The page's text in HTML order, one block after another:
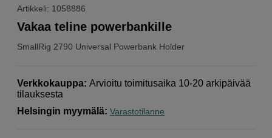
Artikkeli: 1058886
SmallRig 2790 Universal Powerbank Holder
Vakaa teline powerbankille
Verkkokauppa: Arvioitu toimitusaika 10-20 arkipäivää
tilauksesta
Helsingin myymälä: Varastotilanne